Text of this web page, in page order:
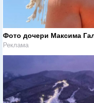
Фото дочери Максима
Реклама